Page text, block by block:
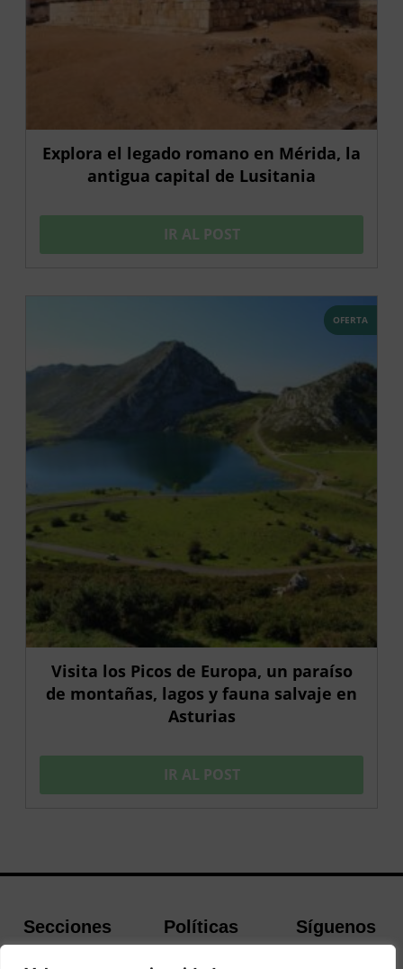
Explora el legado romano en Mérida, la
antigua capital de Lusitania
IR AL POST
OFERTA
Visita los Picos de Europa, un paraíso
de montañas, lagos y fauna salvaje en
Asturias
IR AL POST
Secciones Políticas Síguenos